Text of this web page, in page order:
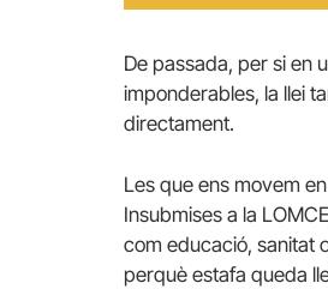
De passada, per si en
imponderables, la llei
directament.
Les que ens movem
Insubmises a la
com educació, sanitat
perquè estafa queda